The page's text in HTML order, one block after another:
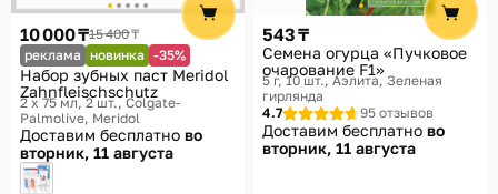
10 000 ₸15 400 ₸
реклама новинка -35%
Набор зубных паст Meridol
Zahnfleischschutz
2 х 75 мл, 2 шт. Colgate-
Palmolive, Meridol
Доставим бесплатно во
вторник, 11 августа
543 ₸
Семена огурца «Пучковое
очарование F1»
5 г, 10 шт. Аэлита, Зеленая
гирлянда
4.7
95 отзывов
Доставим бесплатно во
вторник, 11 августа